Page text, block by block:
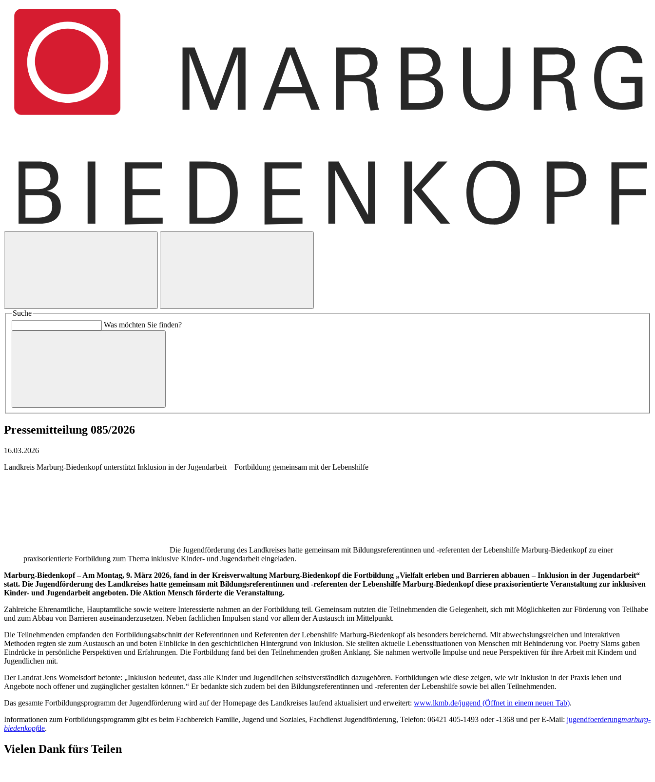
Suche
Was möchten Sie finden?
Pressemitteilung 085/2026
16.03.2026
Landkreis Marburg-Biedenkopf unterstützt Inklusion in der Jugendarbeit – Fortbildung gemeinsam mit der Lebenshilfe
Die Jugendförderung des Landkreises hatte gemeinsam mit Bildungsreferentinnen und -referenten der Lebenshilfe Marburg-Biedenkopf zu einer
praxisorientierte Fortbildung zum Thema inklusive Kinder- und Jugendarbeit eingeladen.
Marburg-Biedenkopf – Am Montag, 9. März 2026, fand in der Kreisverwaltung Marburg-Biedenkopf die Fortbildung „Vielfalt erleben und Barrieren abbauen – Inklusion in der Jugendarbeit“
statt. Die Jugendförderung des Landkreises hatte gemeinsam mit Bildungsreferentinnen und -referenten der Lebenshilfe Marburg-Biedenkopf diese praxisorientierte Veranstaltung zur inklusiven
Kinder- und Jugendarbeit angeboten. Die Aktion Mensch förderte die Veranstaltung.
Zahlreiche Ehrenamtliche, Hauptamtliche sowie weitere Interessierte nahmen an der Fortbildung teil. Gemeinsam nutzten die Teilnehmenden die Gelegenheit, sich mit Möglichkeiten zur Förderung von Teilhabe
und zum Abbau von Barrieren auseinanderzusetzen. Neben fachlichen Impulsen stand vor allem der Austausch im Mittelpunkt.
Die Teilnehmenden empfanden den Fortbildungsabschnitt der Referentinnen und Referenten der Lebenshilfe Marburg-Biedenkopf als besonders bereichernd. Mit abwechslungsreichen und interaktiven
Methoden regten sie zum Austausch an und boten Einblicke in den geschichtlichen Hintergrund von Inklusion. Sie stellten aktuelle Lebenssituationen von Menschen mit Behinderung vor. Poetry Slams gaben
Eindrücke in persönliche Perspektiven und Erfahrungen. Die Fortbildung fand bei den Teilnehmenden großen Anklang. Sie nahmen wertvolle Impulse und neue Perspektiven für ihre Arbeit mit Kindern und
Jugendlichen mit.
Der Landrat Jens Womelsdorf betonte: „Inklusion bedeutet, dass alle Kinder und Jugendlichen selbstverständlich dazugehören. Fortbildungen wie diese zeigen, wie wir Inklusion in der Praxis leben und
Angebote noch offener und zugänglicher gestalten können.“ Er bedankte sich zudem bei den Bildungsreferentinnen und -referenten der Lebenshilfe sowie bei allen Teilnehmenden.
Das gesamte Fortbildungsprogramm der Jugendförderung wird auf der Homepage des Landkreises laufend aktualisiert und erweitert: www.lkmb.de/jugend (Öffnet in einem neuen Tab).
Informationen zum Fortbildungsprogramm gibt es beim Fachbereich Familie, Jugend und Soziales, Fachdienst Jugendförderung, Telefon: 06421 405-1493 oder -1368 und per E-Mail: jugendfoerderungmarburg-
biedenkopfde.
Vielen Dank fürs Teilen